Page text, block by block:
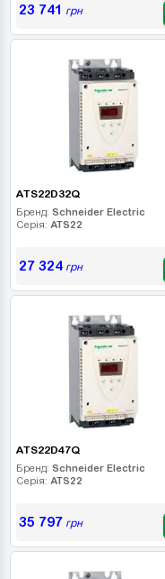
23 741 грн
ATS22D32Q
Бренд: Schneider Electric
Серія: ATS22
27 324грн
ATS22D47Q
Бренд: Schneider Electric
Серія: ATS22
35 797 грн